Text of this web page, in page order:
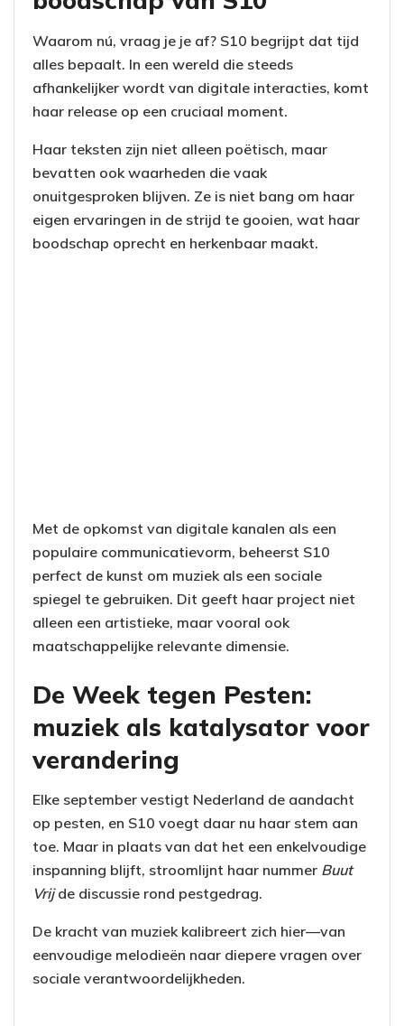
Waarom nú, vraag je je af? S10 begrijpt dat tijd
alles bepaalt. In een wereld die steeds
afhankelijker wordt van digitale interacties, komt
haar release op een cruciaal moment.
Haar teksten zijn niet alleen poëtisch, maar
bevatten ook waarheden die vaak
onuitgesproken blijven. Ze is niet bang om haar
eigen ervaringen in de strijd te gooien, wat haar
boodschap oprecht en herkenbaar maakt.
Met de opkomst van digitale kanalen als een
populaire communicatievorm, beheerst S10
perfect de kunst om muziek als een sociale
spiegel te gebruiken. Dit geeft haar project niet
alleen een artistieke, maar vooral ook
maatschappelijke relevante dimensie.
De Week tegen Pesten:
muziek als katalysator voor
verandering
Elke september vestigt Nederland de aandacht
op pesten, en S10 voegt daar nu haar stem aan
toe. Maar in plaats van dat het een enkelvoudige
inspanning blijft, stroomlijnt haar nummer Buut
Vrijde discussie rond pestgedrag.
De kracht van muziek kalibreert zich hier—van
eenvoudige melodieën naar diepere vragen over
sociale verantwoordelijkheden.